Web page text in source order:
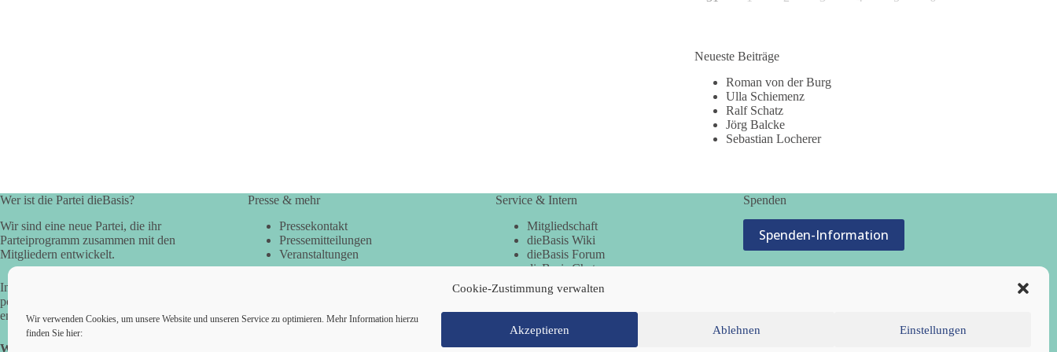
Cookie-Zustimmung verwalten
Wir verwenden Cookies, um unsere Website und unseren Service zu optimieren. Mehr Information hierzu
finden Sie hier:
Akzeptieren Ablehnen Einstellungen
Neueste Beiträge
Roman von der Burg
Ulla Schiemenz
Ralf Schatz
Jörg Balcke
Sebastian Locherer
Wer ist die Partei dieBasis?
Wir sind eine neue Partei, die ihr
Parteiprogramm zusammen mit den
Mitgliedern entwickelt.
In der Basisdemokratie werden die
politischen Fragen direkt vom Volk
entschieden.
Wir alle sind die Basis!
Presse & mehr
Pressekontakt
Pressemitteilungen
Veranstaltungen
Service & Intern
Mitgliedschaft
dieBasis Wiki
dieBasis Forum
dieBasis Chat
dieBasis Merchandising
Cookie-Zustimmung
Spenden
Spenden-Information